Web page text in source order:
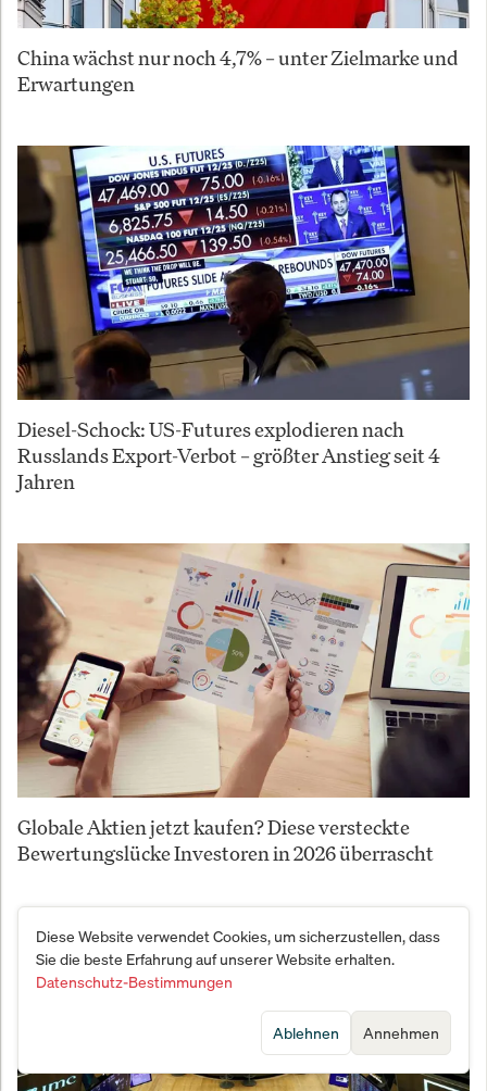
China wächst nur noch 4,7% – unter Zielmarke und
Erwartungen
Diesel-Schock: US-Futures explodieren nach
Russlands Export-Verbot – größter Anstieg seit 4
Jahren
Globale Aktien jetzt kaufen? Diese versteckte
Bewertungslücke Investoren in 2026 überrascht
Diese Website verwendet Cookies, um sicherzustellen, dass
Sie die beste Erfahrung auf unserer Website erhalten.
Datenschutz-Bestimmungen
Annehmen
Ablehnen